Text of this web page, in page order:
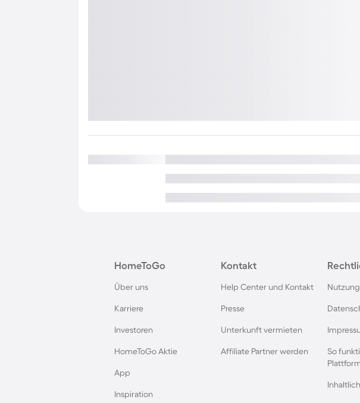
HomeToGo
Über uns
Karriere
Investoren
HomeToGo Aktie
App
Inspiration
Kontakt
Help Center und Kontakt
Presse
Unterkunft vermieten
Affiliate Partner werden
So